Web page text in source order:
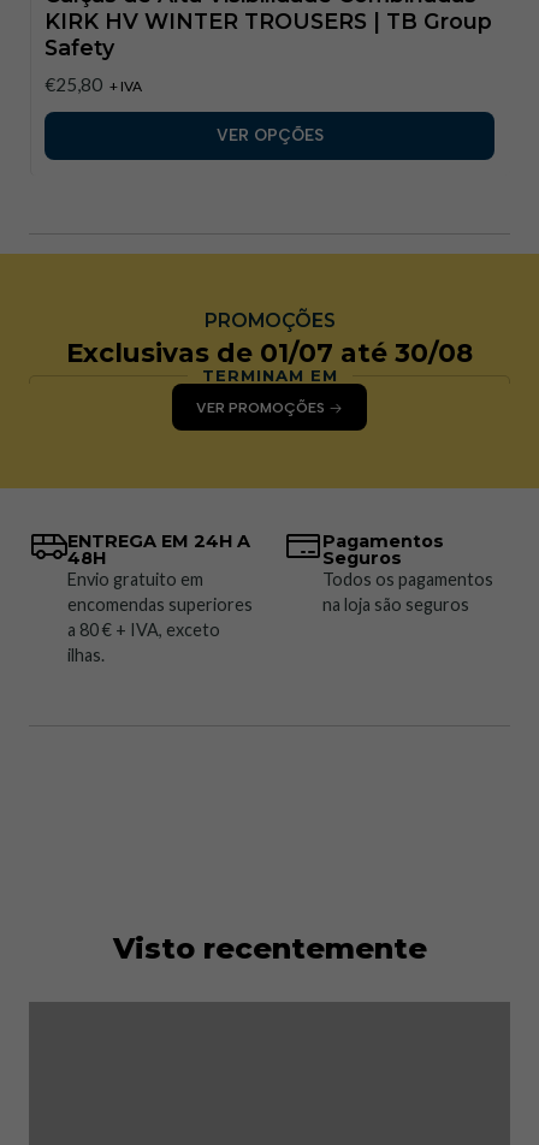
KIRK HV WINTER TROUSERS | TB Group
Safety
€25,80 + IVA
VER OPÇÕES
PROMOÇÕES
Exclusivas de 01/07 até 30/08
TERMINAM EM
VER PROMOÇÕES
ENTREGA EM 24H A
48H
Envio gratuito em
encomendas superiores
a 80 € + IVA, exceto
ilhas.
Pagamentos
Seguros
Todos os pagamentos
na loja são seguros
Visto recentemente